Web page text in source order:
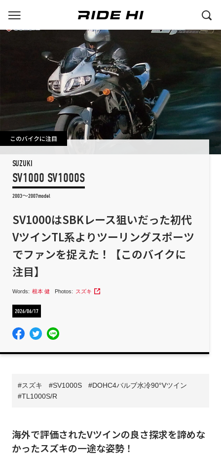
このバイクに注目
SUZUKI
SV1000 SV1000S
2003～2007model
SV1000はSBKレース狙いだった初代
VツインTL系よりツーリングスポーツ
でファンを捉えた！【このバイクに
注目】
Words: 根本 健 Photos: スズキ
2026/06/17
スズキ SV1000S
DOHC4バルブ水冷90°Vツイン
TL1000S/R
海外で評価されたVツインの良さ探求を諦めな
かったスズキの一途な姿勢！